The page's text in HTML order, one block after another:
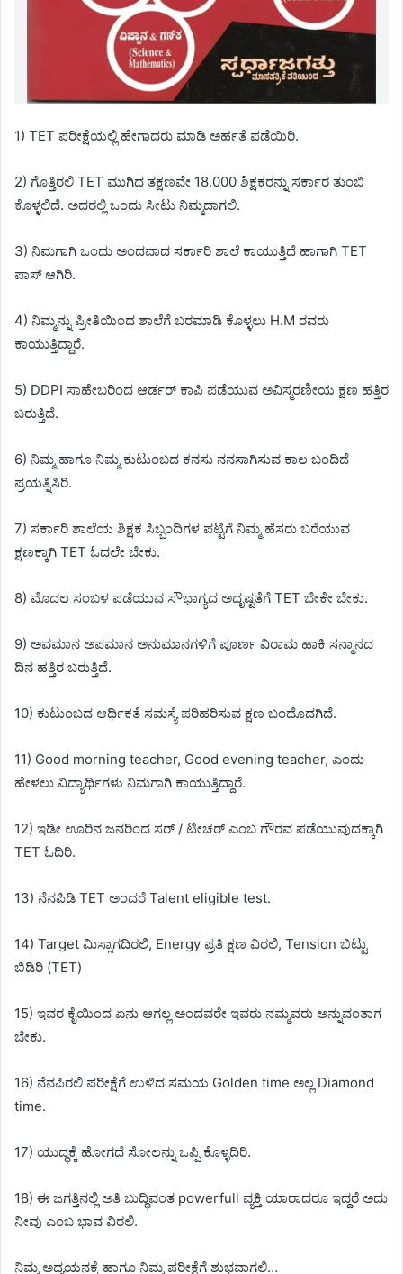
1) TET ಪರೀಕ್ಷೆಯಲ್ಲಿ ಹೇಗಾದರು ಮಾಡಿ ಅರ್ಹತೆ ಪಡೆಯಿರಿ.
2) ಗೊತ್ತಿರಲಿ TET ಮುಗಿದ ತಕ್ಷಣವೇ 18.000 ಶಿಕ್ಷಕರನ್ನು ಸರ್ಕಾರ ತುಂಬಿ
ಕೊಳ್ಳಲಿದೆ. ಅದರಲ್ಲಿ ಒಂದು ಸೀಟು ನಿಮ್ಮದಾಗಲಿ.
3) ನಿಮಗಾಗಿ ಒಂದು ಅಂದವಾದ ಸರ್ಕಾರಿ ಶಾಲೆ ಕಾಯುತ್ತಿದೆ ಹಾಗಾಗಿ TET
ಪಾಸ್ ಆಗಿರಿ.
4) ನಿಮ್ಮನ್ನು ಪ್ರೀತಿಯಿಂದ ಶಾಲೆಗೆ ಬರಮಾಡಿ ಕೊಳ್ಳಲು H.M ರವರು
ಕಾಯುತ್ತಿದ್ದಾರೆ.
5) DDPI ಸಾಹೇಬರಿಂದ ಆರ್ಡರ್ ಕಾಪಿ ಪಡೆಯುವ ಅವಿಸ್ಮರಣೀಯ ಕ್ಷಣ ಹತ್ತಿರ
ಬರುತ್ತಿದೆ.
6) ನಿಮ್ಮ ಹಾಗೂ ನಿಮ್ಮ ಕುಟುಂಬದ ಕನಸು ನನಸಾಗಿಸುವ ಕಾಲ ಬಂದಿದೆ
ಪ್ರಯತ್ನಿಸಿರಿ.
7) ಸರ್ಕಾರಿ ಶಾಲೆಯ ಶಿಕ್ಷಕ ಸಿಬ್ಬಂದಿಗಳ ಪಟ್ಟಿಗೆ ನಿಮ್ಮ ಹೆಸರು ಬರೆಯುವ
ಕ್ಷಣಕ್ಕಾಗಿ TET ಓದಲೇ ಬೇಕು.
8) ಮೊದಲ ಸಂಬಳ ಪಡೆಯುವ ಸೌಭಾಗ್ಯದ ಅದೃಷ್ಟತೆಗೆ TET ಬೇಕೇ ಬೇಕು.
9) ಅವಮಾನ ಅಪಮಾನ ಅನುಮಾನಗಳಿಗೆ ಪೂರ್ಣ ವಿರಾಮ ಹಾಕಿ ಸನ್ಮಾನದ
ದಿನ ಹತ್ತಿರ ಬರುತ್ತಿದೆ.
10) ಕುಟುಂಬದ ಆರ್ಥಿಕತೆ ಸಮಸ್ಯೆ ಪರಿಹರಿಸುವ ಕ್ಷಣ ಬಂದೊದಗಿದೆ.
11) Good morning teacher, Good evening teacher, ಎಂದು
ಹೇಳಲು ವಿದ್ಯಾರ್ಥಿಗಳು ನಿಮಗಾಗಿ ಕಾಯುತ್ತಿದ್ದಾರೆ.
12) ಇಡೀ ಊರಿನ ಜನರಿಂದ ಸರ್ / ಟೀಚರ್ ಎಂಬ ಗೌರವ ಪಡೆಯುವುದಕ್ಕಾಗಿ
TET ಓದಿರಿ.
13) ನೆನಪಿಡಿ TET ಅಂದರೆ Talent eligible test.
14) Target ಮಿಸ್ಸಾಗದಿರಲಿ, Energy ಪ್ರತಿ ಕ್ಷಣ ವಿರಲಿ, Tension ಬಿಟ್ಟು
ಬಿಡಿರಿ (TET)
15) ಇವರ ಕೈಯಿಂದ ಏನು ಆಗಲ್ಲ ಅಂದವರೇ ಇವರು ನಮ್ಮವರು ಅನ್ನುವಂತಾಗ
ಬೇಕು.
16) ನೆನಪಿರಲಿ ಪರೀಕ್ಷೆಗೆ ಉಳಿದ ಸಮಯ Golden time ಅಲ್ಲ Diamond
time.
17) ಯುದ್ಧಕ್ಕೆ ಹೋಗದೆ ಸೋಲನ್ನು ಒಪ್ಪಿ ಕೊಳ್ಳದಿರಿ.
18) ಈ ಜಗತ್ತಿನಲ್ಲಿ ಅತಿ ಬುದ್ಧಿವಂತ powerfull ವ್ಯಕ್ತಿ ಯಾರಾದರೂ ಇದ್ದರೆ ಅದು
ನೀವು ಎಂಬ ಭಾವ ವಿರಲಿ.
ನಿಮ್ಮ ಅಧ್ಯಯನಕ್ಕೆ ಹಾಗೂ ನಿಮ್ಮ ಪರೀಕ್ಷೆಗೆ ಶುಭವಾಗಲಿ…